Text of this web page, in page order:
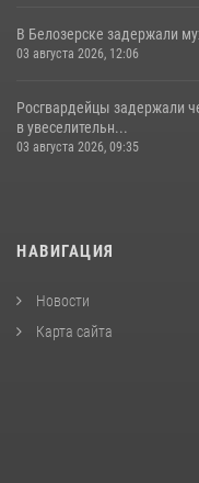
В Белозерске задержали
03 августа 2026, 12:06
Росгвардейцы задержали
в увеселительн...
03 августа 2026, 09:35
НАВИГАЦИЯ
Новости
Карта сайта